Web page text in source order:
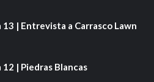
| Entrevista a Carrasco Lawn
| Piedras Blancas